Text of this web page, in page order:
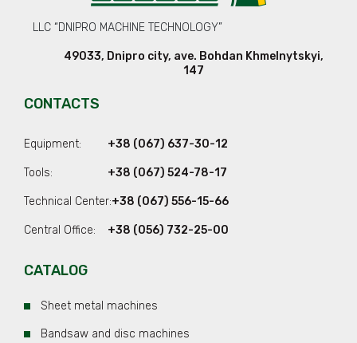
LLC “DNIPRO MACHINE TECHNOLOGY”
49033, Dnipro city, ave. Bohdan Khmelnytskyi,
147
CONTACTS
Equipment: +38 (067) 637-30-12
Tools: +38 (067) 524-78-17
Technical Center:+38 (067) 556-15-66
Central Office: +38 (056) 732-25-00
CATALOG
Sheet metal machines
Bandsaw and disc machines